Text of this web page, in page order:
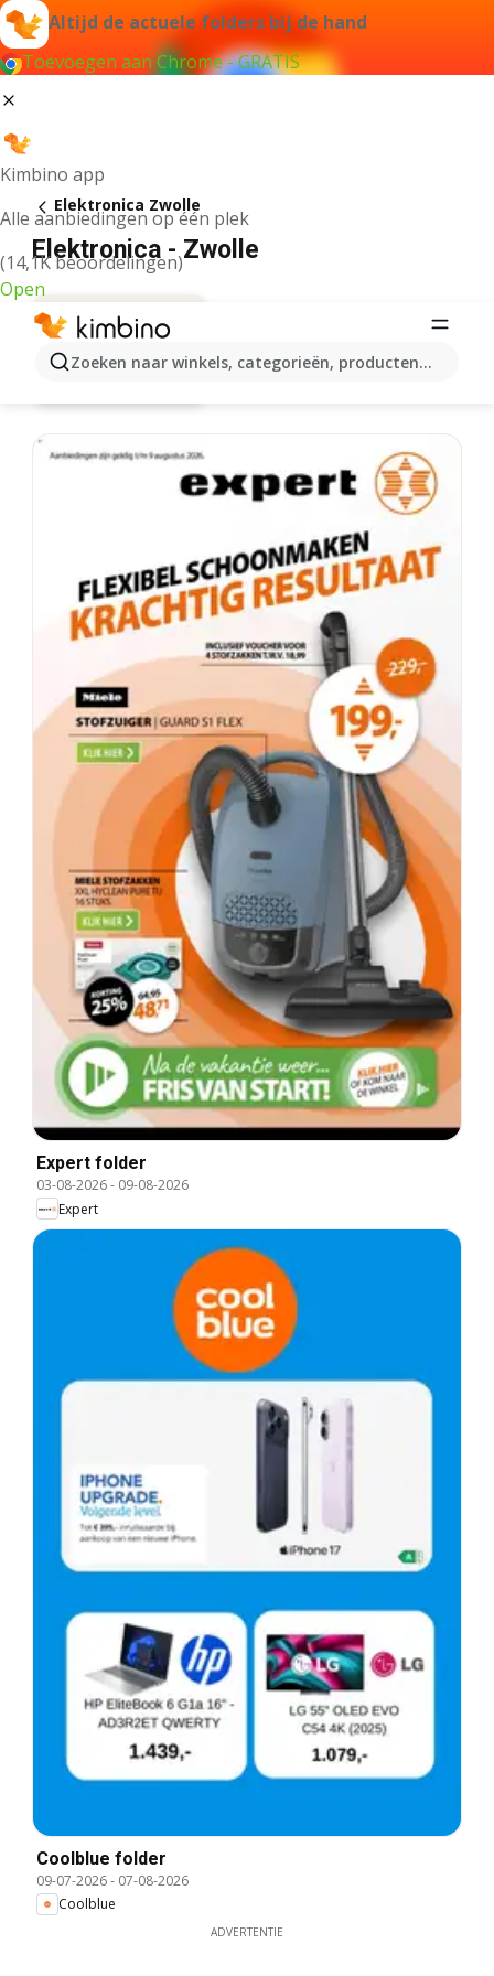
Altijd de actuele folders bij de hand
Toevoegen aan Chrome - GRATIS
Kimbino app
Alle aanbiedingen op één plek
(14,1K beoordelingen)
Open
Zoeken naar winkels, categorieën, producten...
Elektronica Zwolle
Elektronica - Zwolle
Expert folder
03-08-2026- 09-08-2026
Expert
Coolblue folder
09-07-2026- 07-08-2026
Coolblue
ADVERTENTIE